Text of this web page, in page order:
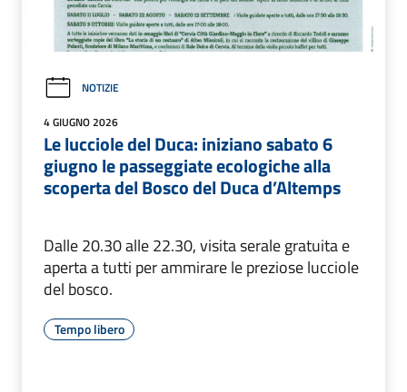
NOTIZIE
4 GIUGNO 2026
Le lucciole del Duca: iniziano sabato 6
giugno le passeggiate ecologiche alla
scoperta del Bosco del Duca d’Altemps
Dalle 20.30 alle 22.30, visita serale gratuita e
aperta a tutti per ammirare le preziose lucciole
del bosco.
Tempo libero